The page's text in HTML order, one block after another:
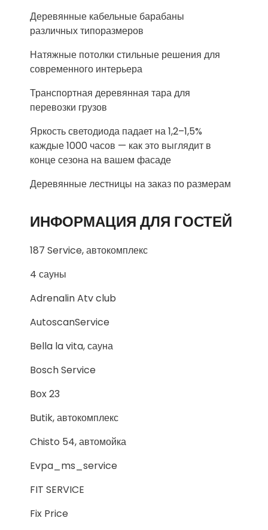
Деревянные кабельные барабаны
различных типоразмеров
Натяжные потолки стильные решения для
современного интерьера
Транспортная деревянная тара для
перевозки грузов
Яркость светодиода падает на 1,2–1,5%
каждые 1000 часов — как это выглядит в
конце сезона на вашем фасаде
Деревянные лестницы на заказ по размерам
ИНФОРМАЦИЯ ДЛЯ ГОСТЕЙ
187 Service, автокомплекс
4 сауны
Adrenalin Atv club
AutoscanService
Bella la vita, сауна
Bosch Service
Box 23
Butik, автокомплекс
Chisto 54, автомойка
Evpa_ms_service
FIT SERVICE
Fix Price